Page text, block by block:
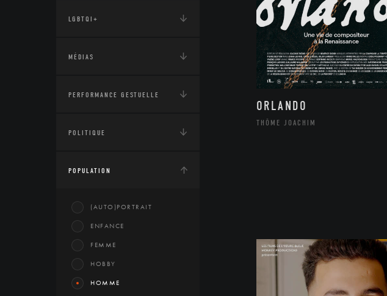
LGBTQI+
MÉDIAS
PERFORMANCE GESTUELLE
POLITIQUE
POPULATION
(AUTO)PORTRAIT
ENFANCE
FEMME
HOBBY
HOMME
ORLANDO
THÔME JOACHIM